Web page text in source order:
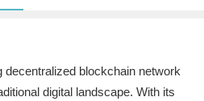
decentralized blockchain network
digital landscape. With its